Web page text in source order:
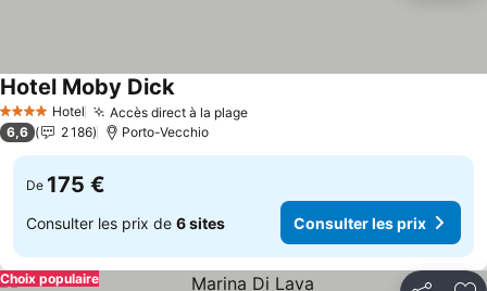
4 Étoiles Hotel Accès direct à la plageConsulter les prix
Hotel Moby DickConsulter les prix
6,6 2 186 Porto-Vecchio
De 175 €
Consulter les prix de 6 sites Consulter les prix
Choix populaire